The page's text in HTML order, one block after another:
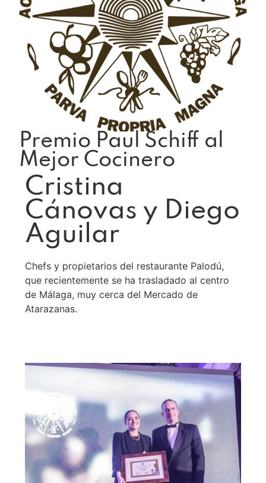
Premio Paul Schiff al
Mejor Cocinero
Cristina
Cánovas y Diego
Aguilar
Chefs y propietarios del restaurante Palodú,
que recientemente se ha trasladado al centro
de Málaga, muy cerca del Mercado de
Atarazanas.